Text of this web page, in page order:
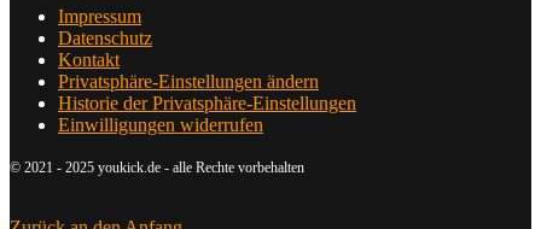
Impressum
Datenschutz
Kontakt
Privatsphäre-Einstellungen ändern
Historie der Privatsphäre-Einstellungen
Einwilligungen widerrufen
© 2021 - 2025 youkick.de - alle Rechte vorbehalten